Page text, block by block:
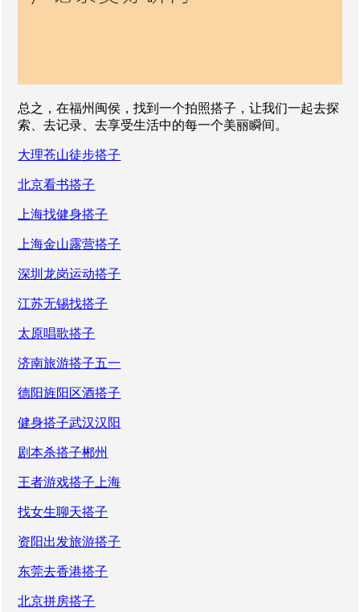
总之，在福州闽侯，找到一个拍照搭子，让我们一起去探
索、去记录、去享受生活中的每一个美丽瞬间。
大理苍山徒步搭子
北京看书搭子
上海找健身搭子
上海金山露营搭子
深圳龙岗运动搭子
江苏无锡找搭子
太原唱歌搭子
济南旅游搭子五一
德阳旌阳区酒搭子
健身搭子武汉汉阳
剧本杀搭子郴州
王者游戏搭子上海
找女生聊天搭子
资阳出发旅游搭子
东莞去香港搭子
北京拼房搭子